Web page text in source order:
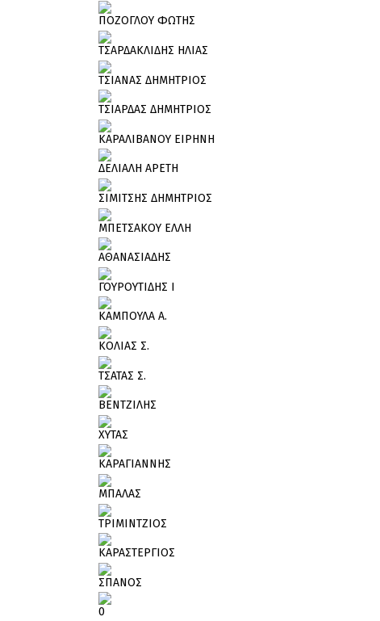
ΠΟΖΟΓΛΟΥ ΦΩΤΗΣ
ΤΣΑΡΔΑΚΛΙΔΗΣ ΗΛΙΑΣ
ΤΣΙΑΝΑΣ ΔΗΜΗΤΡΙΟΣ
ΤΣΙΑΡΔΑΣ ΔΗΜΗΤΡΙΟΣ
ΚΑΡΑΛΙΒΑΝΟΥ ΕΙΡΗΝΗ
ΔΕΛΙΑΛΗ ΑΡΕΤΗ
ΣΙΜΙΤΣΗΣ ΔΗΜΗΤΡΙΟΣ
ΜΠΕΤΣΑΚΟΥ ΕΛΛΗ
ΑΘΑΝΑΣΙΑΔΗΣ
ΓΟΥΡΟΥΤΙΔΗΣ Ι
ΚΑΜΠΟΥΛΑ Α.
ΚΟΛΙΑΣ Σ.
ΤΣΑΤΑΣ Σ.
ΒΕΝΤΖΙΛΗΣ
ΧΥΤΑΣ
ΚΑΡΑΓΙΑΝΝΗΣ
ΜΠΑΛΑΣ
ΤΡΙΜΙΝΤΖΙΟΣ
ΚΑΡΑΣΤΕΡΓΙΟΣ
ΣΠΑΝΟΣ
0